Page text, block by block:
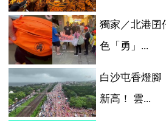
獨家／北港
色「勇」...
白沙屯香燈腳
新高！ 雲...